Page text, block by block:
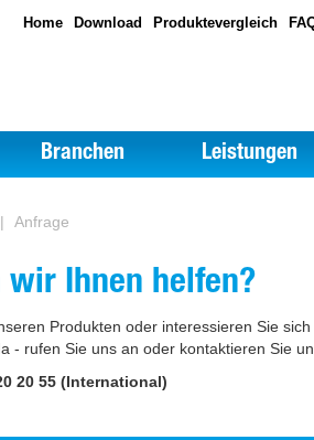
Home Download Produktevergleich
Branchen Leistungen
Anfrage
wir Ihnen helfen?
Produkten oder interessieren Sie
- rufen Sie uns an oder kontaktieren Sie
20 55 (International)